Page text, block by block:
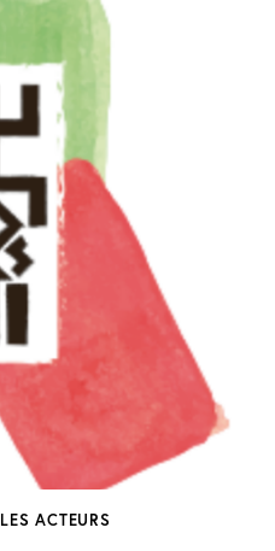
LES ACTEURS